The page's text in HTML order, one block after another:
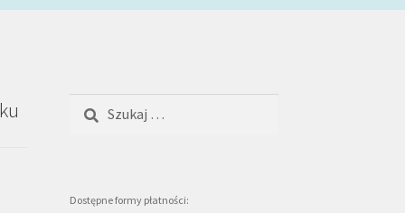
Szukaj:
Dostępne formy płatności: